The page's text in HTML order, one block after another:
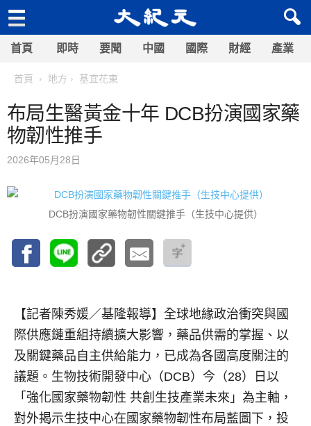
首頁 即時 要聞 中國 國際 財經 產業
首頁 地方 基宜花東
布局生醫黃金十年 DCB扮演國家藥
物韌性推手
2026年05月28日
DCB扮演國家藥物韌性關鍵推手（生技中心提供）
【記者陳秀媛／基隆報導】 全球地緣政治衝突與國
際供應鏈重組持續擴大影響，藥品供需的掌握、以
及關鍵藥品自主供給能力，已成為各國高度關注的
議題。生物技術開發中心（DCB）今（28）日以
「強化國家藥物韌性 共創生技產業未來」為主軸，
對外揭示生技中心在國家藥物韌性布局藍圖下，投